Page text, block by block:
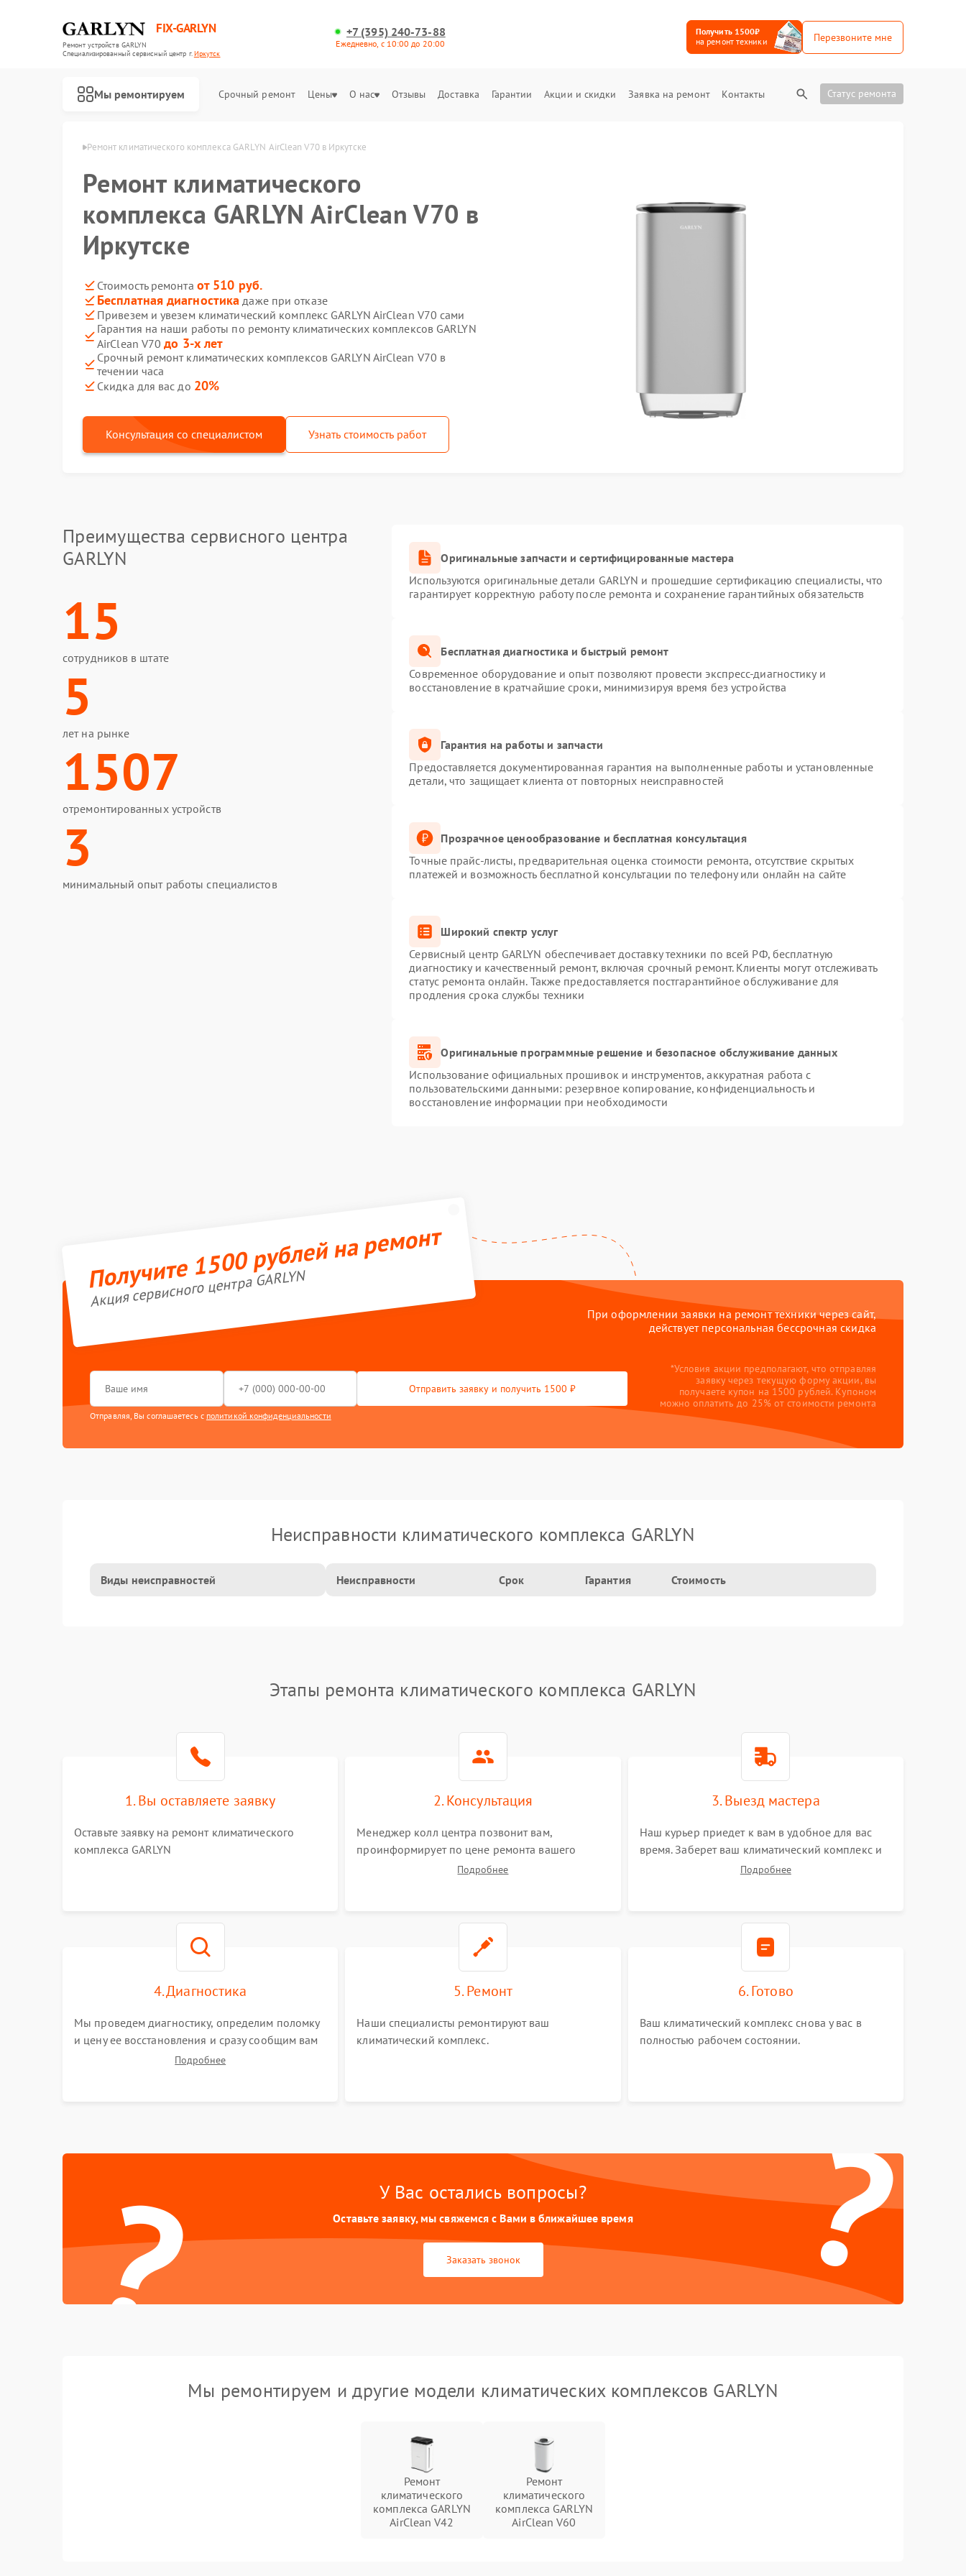
FIX-GARLYN
Ремонт устройств GARLYN
Специализированный cервисный центр г.Иркутск
+7 (395) 240-73-88
Ежедневно, с 10:00 до 20:00
Получить 1500₽
на ремонт техники
Перезвоните мне
Мы ремонтируем Срочный ремонт Цены О нас Отзывы Доставка Гарантии Акции и скидки Заявка на ремонт Контакты Статус ремонта
Ремонт климатического комплекса GARLYN AirClean V70 в Иркутске
Ремонт климатического
комплекса GARLYN AirClean V70 в
Иркутске
Стоимость ремонта от 510 руб.
Бесплатная диагностика даже при отказе
Привезем и увезем климатический комплекс GARLYN AirClean V70 сами
Гарантия на наши работы по ремонту климатических комплексов GARLYN
AirClean V70до 3-х лет
Срочный ремонт климатических комплексов GARLYN AirClean V70 в
течении часа
Скидка для вас до 20%
Консультация со специалистом Узнать стоимость работ
Преимущества сервисного центра
GARLYN
15
сотрудников в штате
5
лет на рынке
1507
отремонтированных устройств
3
минимальный опыт работы специалистов
Оригинальные запчасти и сертифицированные мастера
Используются оригинальные детали GARLYN и прошедшие сертификацию специалисты, что
гарантирует корректную работу после ремонта и сохранение гарантийных обязательств
Бесплатная диагностика и быстрый ремонт
Современное оборудование и опыт позволяют провести экспресс-диагностику и
восстановление в кратчайшие сроки, минимизируя время без устройства
Гарантия на работы и запчасти
Предоставляется документированная гарантия на выполненные работы и установленные
детали, что защищает клиента от повторных неисправностей
Прозрачное ценообразование и бесплатная консультация
Точные прайс-листы, предварительная оценка стоимости ремонта, отсутствие скрытых
платежей и возможность бесплатной консультации по телефону или онлайн на сайте
Широкий спектр услуг
Сервисный центр GARLYN обеспечивает доставку техники по всей РФ, бесплатную
диагностику и качественный ремонт, включая срочный ремонт. Клиенты могут отслеживать
статус ремонта онлайн. Также предоставляется постгарантийное обслуживание для
продления срока службы техники
Оригинальные программные решение и безопасное обслуживание данных
Использование официальных прошивок и инструментов, аккуратная работа с
пользовательскими данными: резервное копирование, конфиденциальность и
восстановление информации при необходимости
Получите 1500 рублей на ремонт
Акция сервисного центра GARLYN
При оформлении заявки на ремонт техники через сайт,
действует персональная бессрочная скидка
Отправить заявку и получить 1500 ₽
Отправляя, Вы соглашаетесь с политикой конфиденциальности
*Условия акции предполагают, что отправляя
заявку через текущую форму акции, вы
получаете купон на 1500 рублей. Купоном
можно оплатить до 25% от стоимости ремонта
Неисправности климатического комплекса GARLYN
Виды неисправностей Неисправности Срок Гарантия Стоимость
Этапы ремонта климатического комплекса GARLYN
1. Вы оставляете заявку
Оставьте заявку на ремонт климатического
комплекса GARLYN
2. Консультация
Менеджер колл центра позвонит вам,
проинформирует по цене ремонта вашего
климатического комплекса а также ответит на
Подробнее
3. Выезд мастера
Наш курьер приедет к вам в удобное для вас
время. Заберет ваш климатический комплекс и
привезет на склад для диагностики.
Подробнее
4. Диагностика
Мы проведем диагностику, определим поломку
и цену ее восстановления и сразу сообщим вам
о сроках ее починкиПодробнее
5. Ремонт
Наши специалисты ремонтируют ваш
климатический комплекс.
6. Готово
Ваш климатический комплекс снова у вас в
полностью рабочем состоянии.
? ?
У Вас остались вопросы?
Оставьте заявку, мы свяжемся с Вами в ближайшее время
Заказать звонок
Мы ремонтируем и другие модели климатических комплексов GARLYN
Ремонт
климатического
комплекса GARLYN
AirClean V42
Ремонт
климатического
комплекса GARLYN
AirClean V60